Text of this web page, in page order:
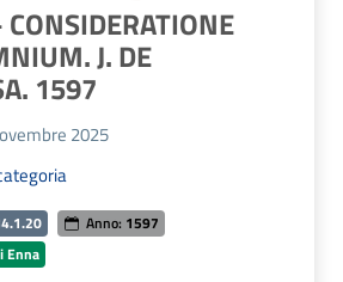
J. DE
1597
2025
Anno: 1597
Enna